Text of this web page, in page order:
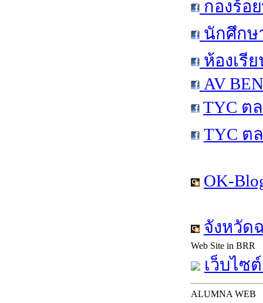
กองร้อ
นักศึกษ
ห้องเรี
AV
TYC ต
TYC ต
OK-
จังหวัด
Web Site in BRR
เว็บไซ
ALUMNA WEB